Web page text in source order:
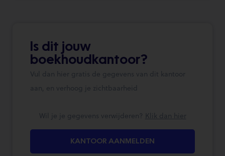
Is dit jouw
boekhoudkantoor?
Vul dan hier gratis de gegevens van dit kantoor
aan, en verhoog je zichtbaarheid
Wil je je gegevens verwijderen? Klik dan hier
KANTOOR AANMELDEN